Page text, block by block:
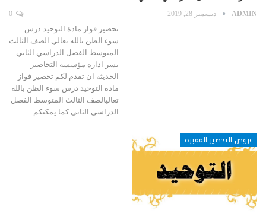
ADMIN ديسمبر 28, 2019
تحضير فواز مادة التوحيد درس
سوء الظن بالله تعالي الصف الثالث
المتوسط الفصل الدراسي الثاني ...
يسر ادارة مؤسسة التحاضير
الحديثة ان تقدم لكم تحضير فواز
مادة التوحيد درس سوء الظن بالله
تعاليالصف الثالث المتوسط الفصل
الدراسي الثاني كما يمكنكم…
عروض التحضير المميزة